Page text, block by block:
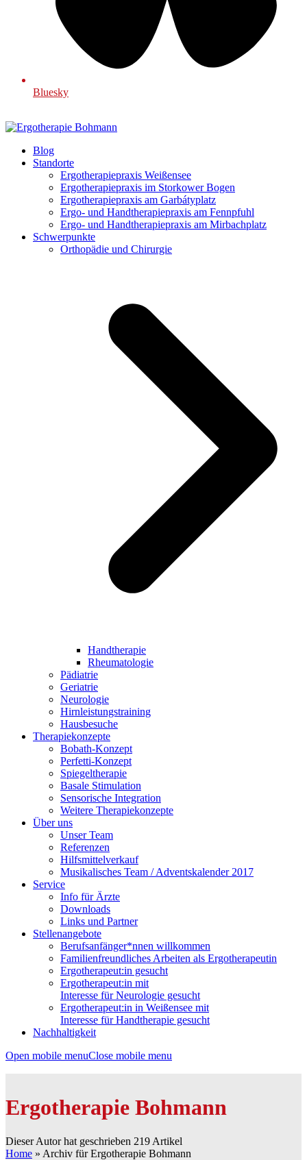
Bluesky
Blog
Standorte
Ergotherapiepraxis Weißensee
Ergotherapiepraxis im Storkower Bogen
Ergotherapiepraxis am Garbátyplatz
Ergo- und Handtherapiepraxis am Fennpfuhl
Ergo- und Handtherapiepraxis am Mirbachplatz
Schwerpunkte
Orthopädie und Chirurgie
Handtherapie
Rheumatologie
Pädiatrie
Geriatrie
Neurologie
Hirnleistungstraining
Hausbesuche
Therapiekonzepte
Bobath-Konzept
Perfetti-Konzept
Spiegeltherapie
Basale Stimulation
Sensorische Integration
Weitere Therapiekonzepte
Über uns
Unser Team
Referenzen
Hilfsmittelverkauf
Musikalisches Team / Adventskalender 2017
Service
Info für Ärzte
Downloads
Links und Partner
Stellenangebote
Berufsanfänger*nnen willkommen
Familienfreundliches Arbeiten als Ergotherapeutin
Ergotherapeut:in gesucht
Ergotherapeut:in mit
Interesse für Neurologie gesucht
Ergotherapeut:in in Weißensee mit
Interesse für Handtherapie gesucht
Nachhaltigkeit
Open mobile menuClose mobile menu
Ergotherapie Bohmann
Dieser Autor hat geschrieben 219 Artikel
Home » Archiv für Ergotherapie Bohmann